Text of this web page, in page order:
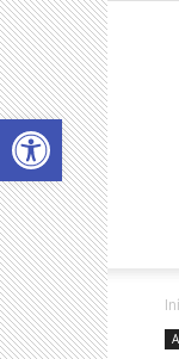
Abrir a barra de